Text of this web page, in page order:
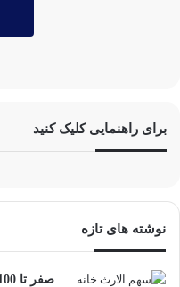
برای راهنمایی کلیک کنید
نوشته های تازه